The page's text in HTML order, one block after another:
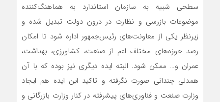
سطحی شبیه به سازمان استاندارد به هماهنگ‌‌‌‌‌کننده
موضوعات بازرسی و نظارت در درون دولت تبدیل شده و
زیرنظر یکی از معاونت‌های رئیس‌‌‌‌‌جمهور اداره شود تا امکان
رصد حوزه‌های مختلف اعم از صنعت، کشاورزی، بهداشت،
عمران و… ممکن شود. البته ایده دیگری نیز بوده که با آن
همدلی چندانی صورت نگرفته و تاکید این ایده هم ایجاد
وزارت صنعت و فناوری‌های پیشرفته در کنار وزارت بازرگانی و